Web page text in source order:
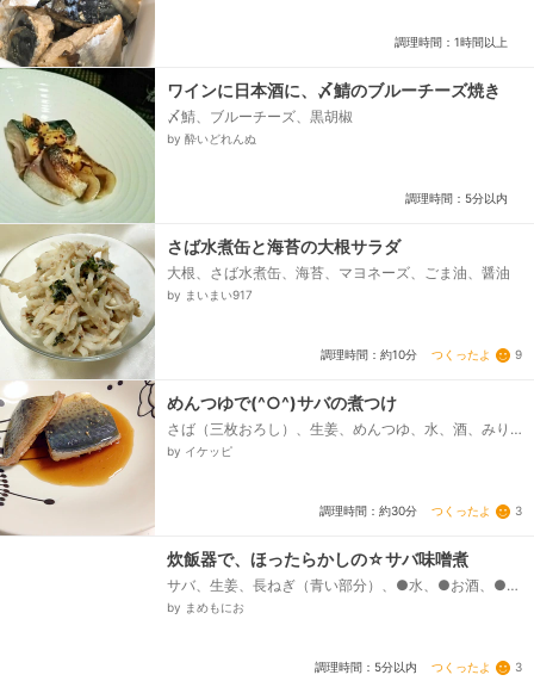
調理時間：1時間以上
ワインに日本酒に、〆鯖のブルーチーズ焼き
〆鯖、ブルーチーズ、黒胡椒
by 酔いどれんぬ
調理時間：5分以内
さば水煮缶と海苔の大根サラダ
大根、さば水煮缶、海苔、マヨネーズ、ごま油、醤油
by まいまい917
調理時間：約10分 つくったよ 9
めんつゆで(^○^)サバの煮つけ
さば（三枚おろし）、生姜、めんつゆ、水、酒、みり
ん、塩
by イケッピ
調理時間：約30分 つくったよ 3
炊飯器で、ほったらかしの☆サバ味噌煮
サバ、生姜、長ねぎ（青い部分）、●水、●お酒、●味
噌、●砂糖
by まめもにお
調理時間：5分以内 つくったよ 3